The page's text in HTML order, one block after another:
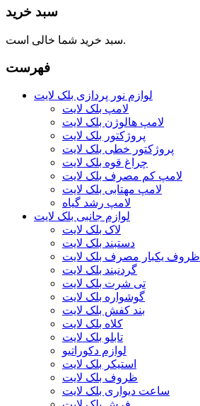
سبد خرید
سبد خرید شما خالی است.
فهرست
لوازم نور پردازی بلک لایت
لامپ بلک لایت
لامپ هالوژن بلک لایت
پروژکتور بلک لایت
پروژکتور خطی بلک لایت
چراغ قوه بلک لایت
لامپ کم مصرف بلک لایت
لامپ مهتابی بلک لایت
لامپ رشد گیاه
لوازم جانبی بلک لایت
لاک بلک لایت
دستبند بلک لایت
ظروف یکبار مصرف بلک لایت
گردنبند بلک لایت
تی شرت بلک لایت
گوشواره بلک لایت
بند کفش بلک لایت
کلاه بلک لایت
تابلو بلک لایت
لوازم دکوراتیو
استیکر بلک لایت
ظروف بلک لایت
ساعت دیواری بلک لایت